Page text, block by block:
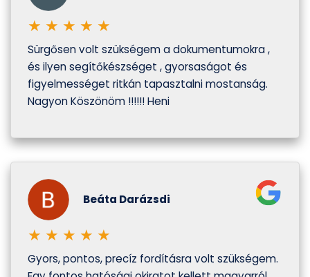
★ ★ ★ ★ ★
Sürgősen volt szükségem a dokumentumokra ,
és ilyen segítőkészséget , gyorsaságot és
figyelmességet ritkán tapasztalni mostanság.
Nagyon Köszönöm !!!!!! Heni
Beáta Darázsdi
★ ★ ★ ★ ★
Gyors, pontos, precíz fordításra volt szükségem.